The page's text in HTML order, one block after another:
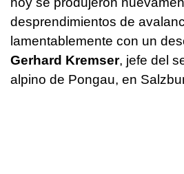
desprendimientos de
lamentablemente con un
Gerhard Kremser, jefe del
alpino de Pongau, en